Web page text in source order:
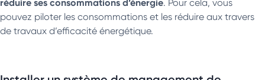
réduire ses consommations d’énergie. Pour cela, vous
pouvez piloter les consommations et les réduire aux travers
de travaux d’efficacité énergétique.